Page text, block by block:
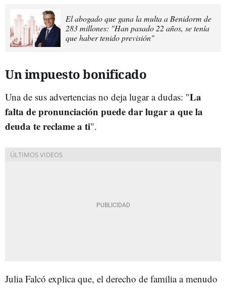
El abogado que gana la multa a Benidorm de
283 millones: "Han pasado 22 años, se tenía
que haber tenido previsión"
Un impuesto bonificado
Una de sus advertencias no deja lugar a dudas: "La
falta de pronunciación puede dar lugar a que la
deuda te reclame a ti".
Julia Falcó explica que, el derecho de familia a menudo